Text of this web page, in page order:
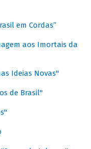
em Cordas”
aos Imortais da
Ideias Novas"
de Brasil"